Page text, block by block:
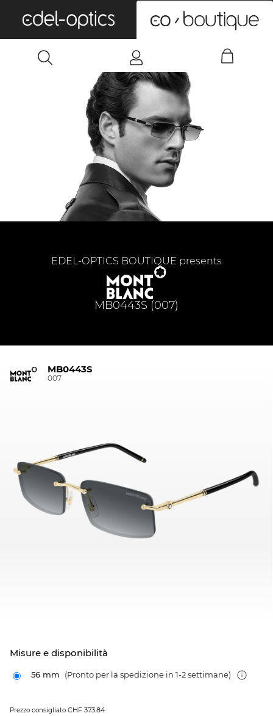
MB0443S (007)
EDEL-OPTICS BOUTIQUE presents
MB0443S
007
Misure e disponibilità
56 mm (Pronto per la spedizione in 1-2 settimane)
Prezzo consigliato CHF 373.84